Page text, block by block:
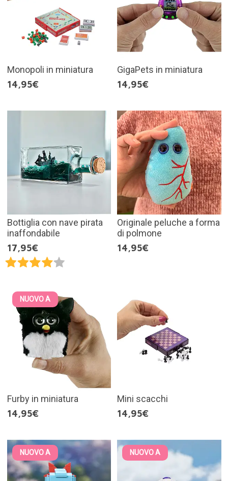
Monopoli in miniatura
14,95€
GigaPets in miniatura
14,95€
Bottiglia con nave pirata
inaffondabile
17,95€
Originale peluche a forma
di polmone
14,95€
NUOVO A
Furby in miniatura
14,95€
Mini scacchi
14,95€
NUOVO A NUOVO A